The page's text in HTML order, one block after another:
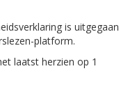
is uitgegaan
platform.
laatst herzien op 1